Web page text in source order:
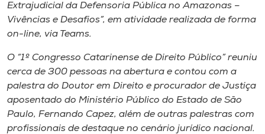
Extrajudicial da Defensoria Pública no Amazonas –
Vivências e Desafios”, em atividade realizada de forma
on-line, via Teams.
O “1º Congresso Catarinense de Direito Público” reuniu
cerca de 300 pessoas na abertura e contou com a
palestra do Doutor em Direito e procurador de Justiça
aposentado do Ministério Público do Estado de São
Paulo, Fernando Capez, além de outras palestras com
profissionais de destaque no cenário jurídico nacional.